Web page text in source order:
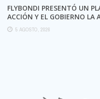
FLYBONDI PRESENTÓ UN
ACCIÓN Y EL GOBIERNO LA
SEGUIR OPERANDO
5 AGOSTO, 2026